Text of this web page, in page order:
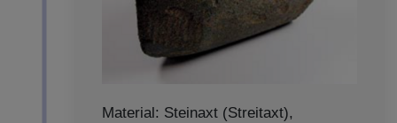
Material: Steinaxt (Streitaxt),